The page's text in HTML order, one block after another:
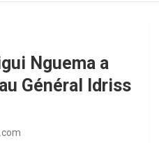
Nguema a
Général Idriss